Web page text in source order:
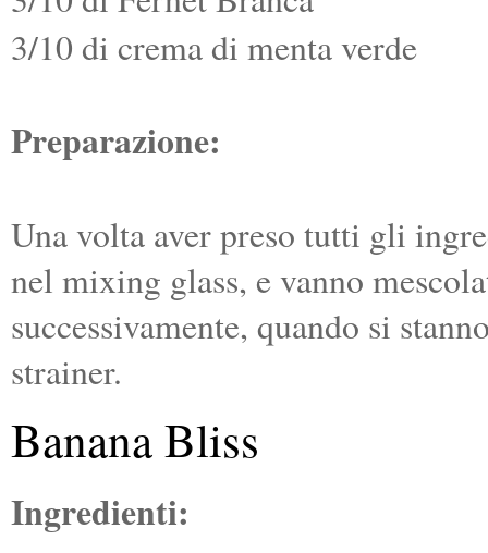
3/10 di crema di menta verde
Preparazione:
Una volta aver preso tutti gli
nel mixing glass, e vanno
successivamente, quando si
strainer.
Banana Bliss
Ingredienti: